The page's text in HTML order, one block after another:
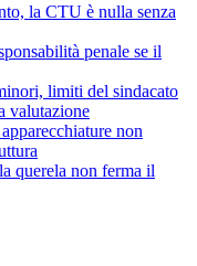
la CTU è nulla senza
penale se il
limiti del sindacato
valutazione
non
querela non ferma il